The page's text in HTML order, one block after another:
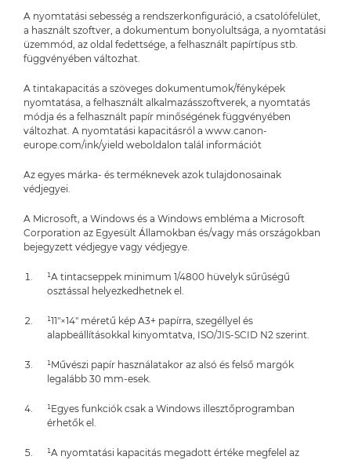
A nyomtatási sebesség a rendszerkonfiguráció, a csatolófelület,
a használt szoftver, a dokumentum bonyolultsága, a nyomtatási
üzemmód, az oldal fedettsége, a felhasznált papírtípus stb.
függvényében változhat.
A tintakapacitás a szöveges dokumentumok/fényképek
nyomtatása, a felhasznált alkalmazásszoftverek, a nyomtatás
módja és a felhasznált papír minőségének függvényében
változhat. A nyomtatási kapacitásról a www.canon-
europe.com/ink/yield weboldalon talál információt
Az egyes márka- és terméknevek azok tulajdonosainak
védjegyei.
A Microsoft, a Windows és a Windows embléma a Microsoft
Corporation az Egyesült Államokban és/vagy más országokban
bejegyzett védjegye vagy védjegye.
¹A tintacseppek minimum 1/4800 hüvelyk sűrűségű
osztással helyezkedhetnek el.
¹11"×14" méretű kép A3+ papírra, szegéllyel és
alapbeállításokkal kinyomtatva, ISO/JIS-SCID N2 szerint.
¹Művészi papír használatakor az alsó és felső margók
legalább 30 mm-esek.
¹Egyes funkciók csak a Windows illesztőprogramban
érhetők el.
¹A nyomtatási kapacitás megadott értéke megfelel az